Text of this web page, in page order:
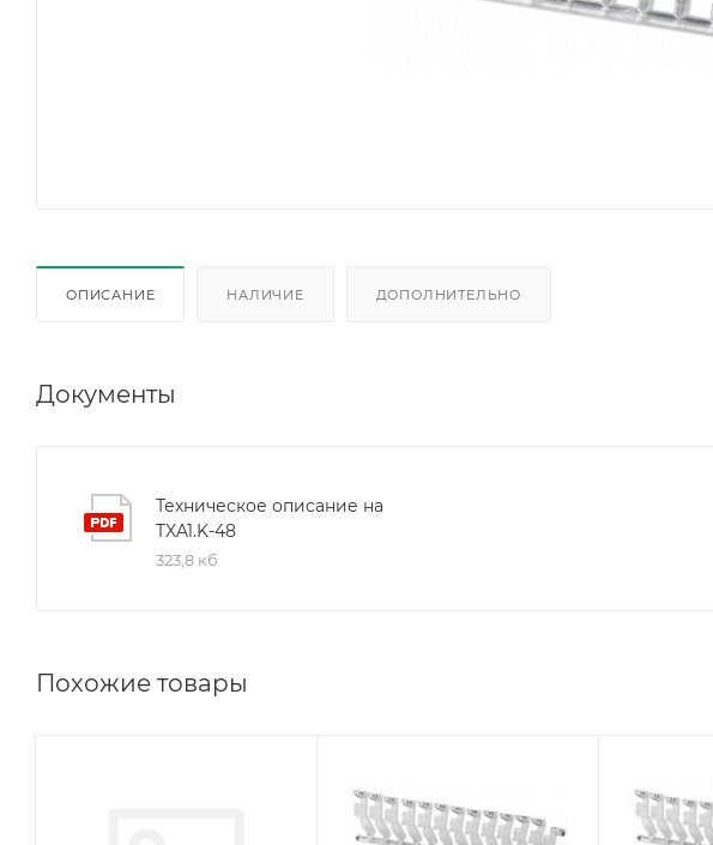
ОПИСАНИЕ НАЛИЧИЕ ДОПОЛНИТЕЛЬНО
Документы
Техническое описание на
TXA1.K-48
323,8 кб
Похожие товары
продукции
Desigo
продукции
Desigo